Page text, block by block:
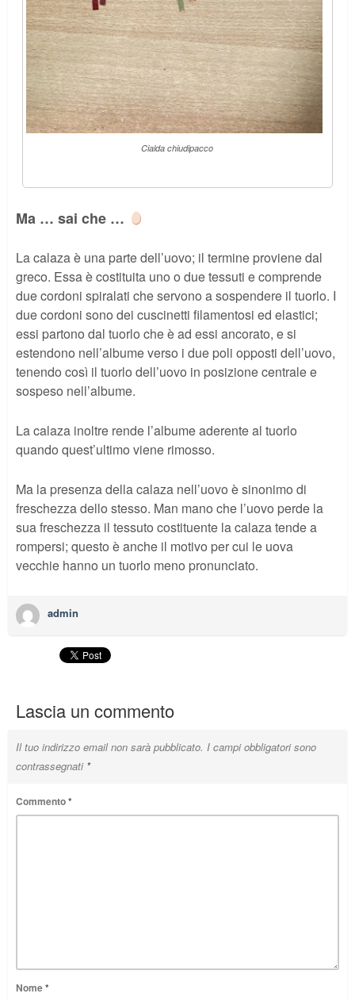
Cialda chiudipacco
Ma … sai che …
La calaza è una parte dell’uovo; il termine proviene dal
greco. Essa è costituita uno o due tessuti e comprende
due cordoni spiralati che servono a sospendere il tuorlo. I
due cordoni sono dei cuscinetti filamentosi ed elastici;
essi partono dal tuorlo che è ad essi ancorato, e si
estendono nell’albume verso i due poli opposti dell’uovo,
tenendo così il tuorlo dell’uovo in posizione centrale e
sospeso nell’albume.
La calaza inoltre rende l’albume aderente al tuorlo
quando quest’ultimo viene rimosso.
Ma la presenza della calaza nell’uovo è sinonimo di
freschezza dello stesso. Man mano che l’uovo perde la
sua freschezza il tessuto costituente la calaza tende a
rompersi; questo è anche il motivo per cui le uova
vecchie hanno un tuorlo meno pronunciato.
admin
Lascia un commento
Il tuo indirizzo email non sarà pubblicato. I campi obbligatori sono
contrassegnati *
Commento*
Nome*